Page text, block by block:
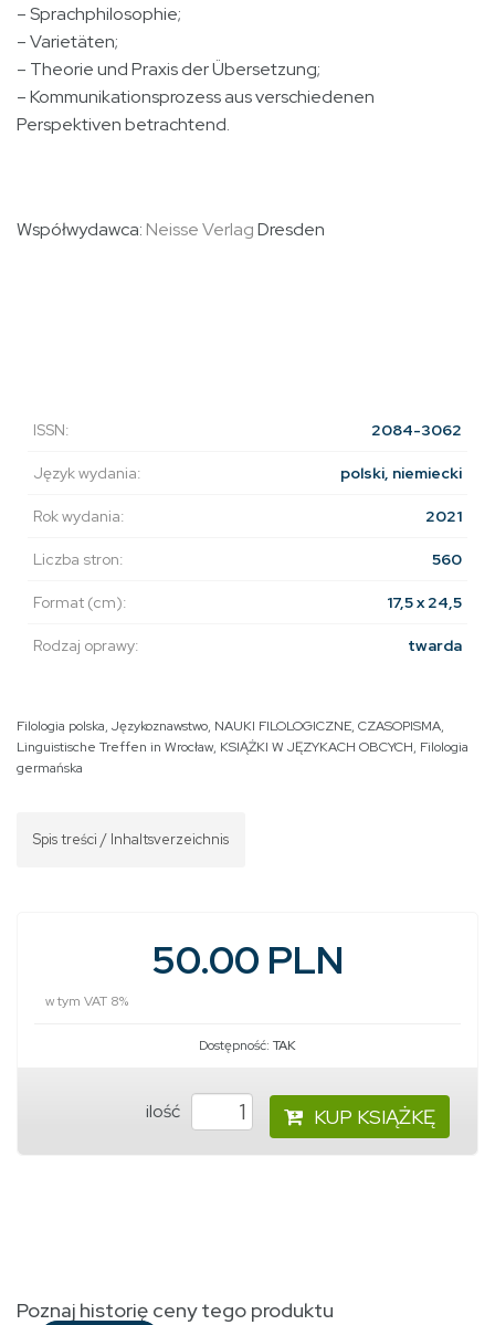
– Sprachphilosophie;
– Varietäten;
– Theorie und Praxis der Übersetzung;
– Kommunikationsprozess aus verschiedenen
Perspektiven betrachtend.
Współwydawca: Neisse VerlagDresden
ISSN: 2084-3062
Język wydania: polski, niemiecki
Rok wydania: 2021
Liczba stron: 560
Format (cm): 17,5 x 24,5
Rodzaj oprawy: twarda
Filologia polska, Językoznawstwo, NAUKI FILOLOGICZNE, CZASOPISMA,
Linguistische Treffen in Wrocław, KSIĄŻKI W JĘZYKACH OBCYCH, Filologia
germańska
Spis treści / Inhaltsverzeichnis
50.00 PLN
w tym VAT 8%
Dostępność: TAK
ilość KUP KSIĄŻKĘ
Poznaj historię ceny tego produktu